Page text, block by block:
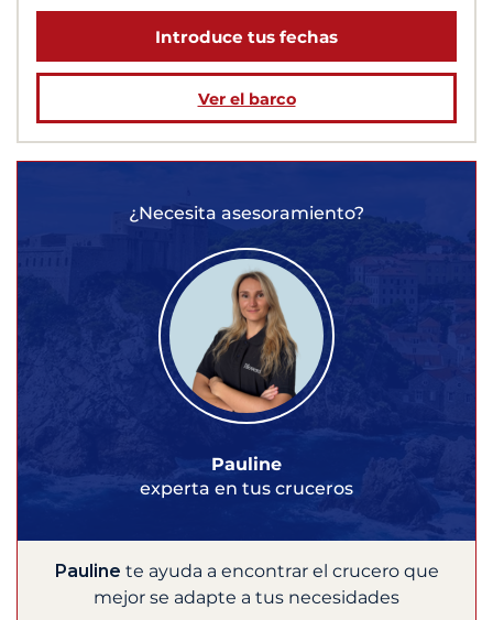
Introduce tus fechas
Ver el barco
¿Necesita asesoramiento?
Pauline
experta en tus cruceros
Pauline te ayuda a encontrar el crucero que
mejor se adapte a tus necesidades